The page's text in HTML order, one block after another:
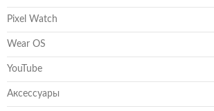
Pixel Watch
Wear OS
YouTube
Аксессуары